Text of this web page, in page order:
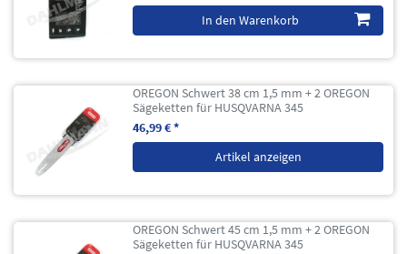
In den Warenkorb
OREGON Schwert 38 cm 1,5 mm + 2 OREGON
Sägeketten für HUSQVARNA 345
46,99 € *
Artikel anzeigen
OREGON Schwert 45 cm 1,5 mm + 2 OREGON
Sägeketten für HUSQVARNA 345